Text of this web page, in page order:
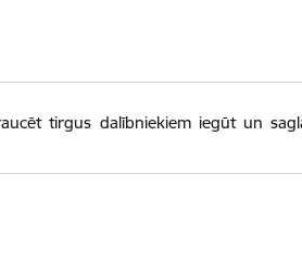
tirgus dalībniekiem iegūt un